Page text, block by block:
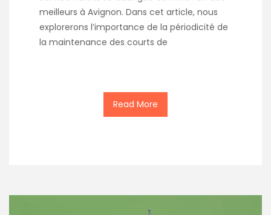
meilleurs à Avignon. Dans cet article, nous
explorerons l’importance de la périodicité de
la maintenance des courts de
Read More